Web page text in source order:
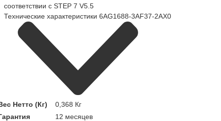
соответствии с STEP 7 V5.5
Технические характеристики 6AG1688-3AF37-2AX0
Нетто (Кг)
0,368 Кг
12 месяцев